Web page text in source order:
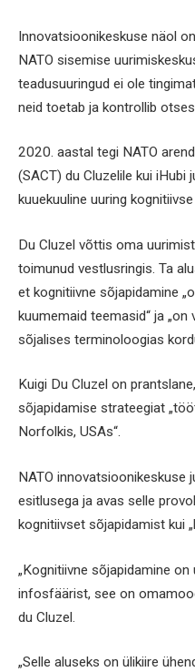
Innovatsioonikeskuse näol
NATO sisemise
teadusuuringud ei ole
neid toetab ja kontrollib
2020. aastal tegi NATO
(SACT) du Cluzelile kui iHubi
kuuekuuline uuring
Du Cluzel võttis oma
toimunud vestlusringis. Ta
et kognitiivne sõjapidamine
kuumemaid teemasid“ ja
sõjalises terminoloogias
Kuigi Du Cluzel on
sõjapidamise strateegiat
Norfolkis, USAs“.
NATO innovatsioonikeskuse
esitlusega ja avas selle
kognitiivset sõjapidamist kui
„Kognitiivne sõjapidamine
infosfäärist, see on
du Cluzel.
„Selle aluseks on ülikiire